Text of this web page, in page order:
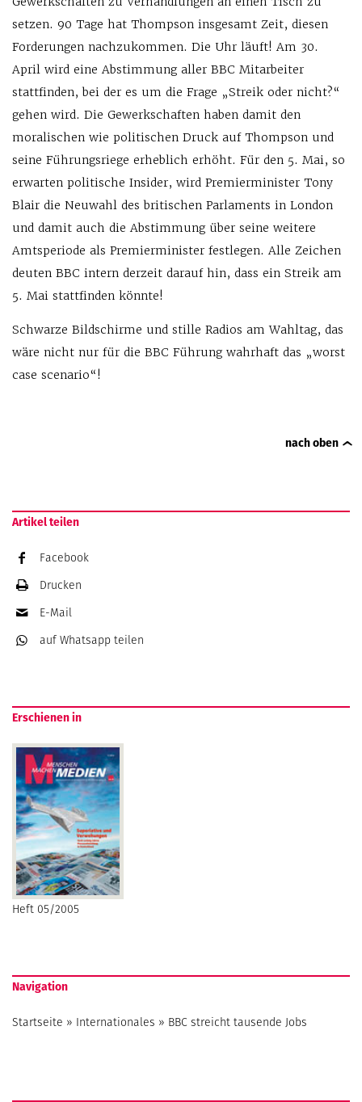
setzen. 90 Tage hat Thompson insgesamt Zeit, diesen
Forderungen nachzukommen. Die Uhr läuft! Am 30.
April wird eine Abstimmung aller BBC Mitarbeiter
stattfinden, bei der es um die Frage „Streik oder nicht?“
gehen wird. Die Gewerkschaften haben damit den
moralischen wie politischen Druck auf Thompson und
seine Führungsriege erheblich erhöht. Für den 5. Mai, so
erwarten politische Insider, wird Premierminister Tony
Blair die Neuwahl des britischen Parlaments in London
und damit auch die Abstimmung über seine weitere
Amtsperiode als Premierminister festlegen. Alle Zeichen
deuten BBC intern derzeit darauf hin, dass ein Streik am
5. Mai stattfinden könnte!
Schwarze Bildschirme und stille Radios am Wahltag, das
wäre nicht nur für die BBC Führung wahrhaft das „worst
case scenario“!
nach oben
Artikel teilen
Facebook
Drucken
E-Mail
auf Whatsapp teilen
Erschienen in
Heft 05/2005
Navigation
Startseite » Internationales » BBC streicht tausende Jobs